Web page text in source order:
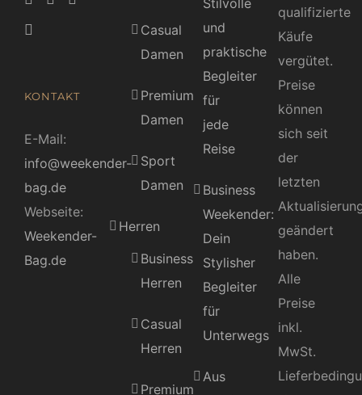
KONTAKT
E-Mail:
info@weekender-
bag.de
Webseite:
Weekender-
Bag.de
Casual
Damen
Premium
Damen
Sport
Damen
Herren
Business
Herren
Casual
Herren
Premium
Stilvolle
und
praktische
Begleiter
für
jede
Reise
Business
Weekender:
Dein
Stylisher
Begleiter
für
Unterwegs
Aus
qualifizierte
Käufe
vergütet.
Preise
können
sich seit
der
letzten
geändert
haben.
Alle
Preise
inkl.
MwSt.